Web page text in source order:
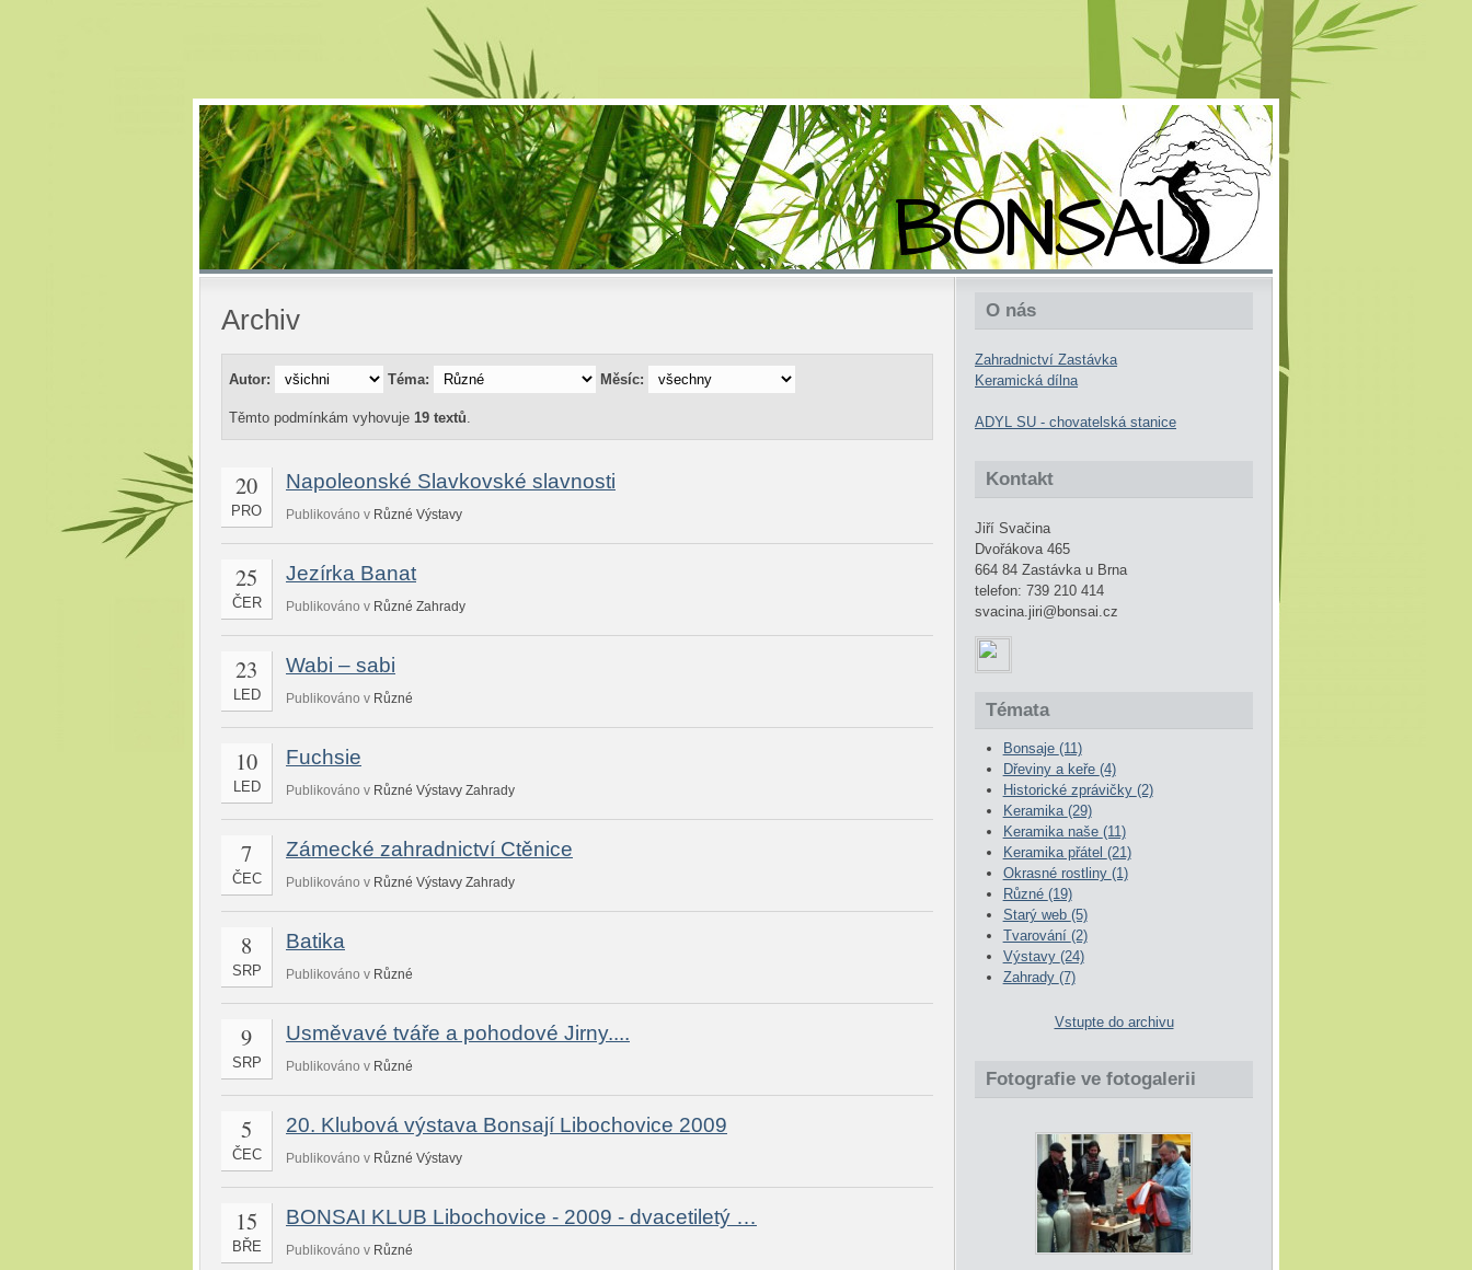
Archiv
Autor: Téma: Měsíc:
Těmto podmínkám vyhovuje 19 textů
20
PRO
Napoleonské Slavkovské slavnosti
Publikováno v Různé Výstavy
25
ČER
Jezírka Banat
Publikováno v Různé Zahrady
23
LED
Wabi – sabi
Publikováno v Různé
10
LED
Fuchsie
Publikováno v Různé Výstavy Zahrady
7
ČEC
Zámecké zahradnictví Ctěnice
Publikováno v Různé Výstavy Zahrady
8
SRP
Batika
Publikováno v Různé
9
SRP
Usměvavé tváře a pohodové Jirny....
Publikováno v Různé
5
ČEC
20. Klubová výstava Bonsají Libochovice 2009
Publikováno v Různé Výstavy
15
BŘE
BONSAI KLUB Libochovice - 2009 - dvacetiletý …
Publikováno v Různé
O nás
Zahradnictví Zastávka
Keramická dílna
ADYL SU - chovatelská stanice
Kontakt
Jiří Svačina
Dvořákova 465
664 84 Zastávka u Brna
telefon: 739 210 414
svacina.jiri@bonsai.cz
Témata
Bonsaje (11)
Dřeviny a keře (4)
Historické zprávičky (2)
Keramika (29)
Keramika naše (11)
Keramika přátel (21)
Okrasné rostliny (1)
Různé (19)
Starý web (5)
Tvarování (2)
Výstavy (24)
Zahrady (7)
Vstupte do archivu
Fotografie ve fotogalerii